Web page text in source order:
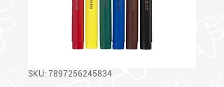
SKU: 7897256245834